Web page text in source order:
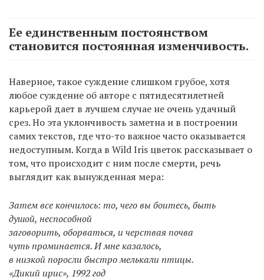
Ее единственным постоянством
становится постоянная изменчивость.
Наверное, такое суждение слишком грубое, хотя
любое суждение об авторе с пятидесятилетней
карьерой дает в лучшем случае не очень удачный
срез. Но эта уклончивость заметна и в построении
самих текстов, где что-то важное часто оказывается
недоступным. Когда в Wild Iris цветок рассказывает о
том, что происходит с ним после смерти, речь
выглядит как вынужденная мера:
Затем все кончилось: то, чего вы боитесь, быть
душой, неспособной
заговорить, оборваться, и черствая почва
чуть проминается. И мне казалось,
в низкой поросли быстро мелькали птицы.
«Дикий ирис», 1992 год